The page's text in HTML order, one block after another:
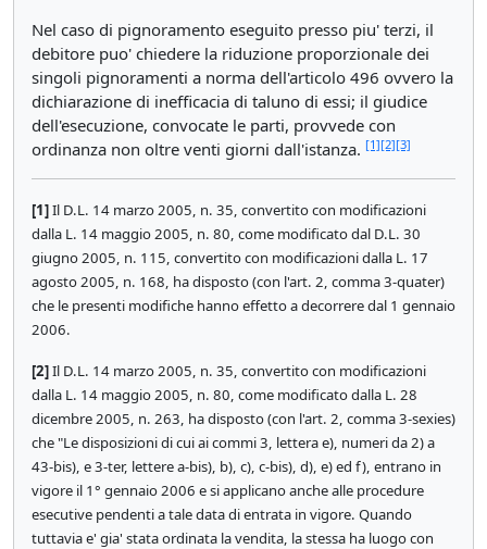
Nel caso di pignoramento eseguito presso piu' terzi, il
debitore puo' chiedere la riduzione proporzionale dei
singoli pignoramenti a norma dell'articolo 496 ovvero la
dichiarazione di inefficacia di taluno di essi; il giudice
dell'esecuzione, convocate le parti, provvede con
ordinanza non oltre venti giorni dall'istanza. [1][2][3]
[1]Il D.L. 14 marzo 2005, n. 35, convertito con modificazioni
dalla L. 14 maggio 2005, n. 80, come modificato dal D.L. 30
giugno 2005, n. 115, convertito con modificazioni dalla L. 17
agosto 2005, n. 168, ha disposto (con l'art. 2, comma 3-quater)
che le presenti modifiche hanno effetto a decorrere dal 1 gennaio
2006.
[2]Il D.L. 14 marzo 2005, n. 35, convertito con modificazioni
dalla L. 14 maggio 2005, n. 80, come modificato dalla L. 28
dicembre 2005, n. 263, ha disposto (con l'art. 2, comma 3-sexies)
che "Le disposizioni di cui ai commi 3, lettera e), numeri da 2) a
43-bis), e 3-ter, lettere a-bis), b), c), c-bis), d), e) ed f), entrano in
vigore il 1° gennaio 2006 e si applicano anche alle procedure
esecutive pendenti a tale data di entrata in vigore. Quando
tuttavia e' gia' stata ordinata la vendita, la stessa ha luogo con